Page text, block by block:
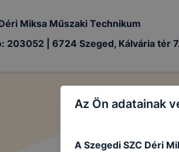
Miksa Műszaki Technikum
203052 | 6724 Szeged, Kálvária tér 7.
Az Ön adatainak
A Szegedi SZC Déri